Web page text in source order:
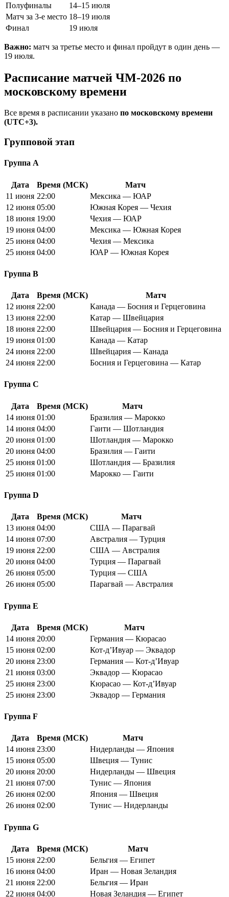
Полуфиналы
14–15 июля
Матч за 3-е место 18–19 июля
Финал
19 июля
Важно: матч за третье место и финал пройдут в один день —
19 июля.
Расписание матчей ЧМ-2026 по
московскому времени
Все время в расписании указано по московскому времени
(UTC+3).
Групповой этап
Группа A
Дата Время (МСК)
Матч
11 июня 22:00
Мексика — ЮАР
12 июня 05:00
Южная Корея — Чехия
18 июня 19:00
Чехия — ЮАР
19 июня 04:00
Мексика — Южная Корея
25 июня 04:00
Чехия — Мексика
25 июня 04:00 ЮАР — Южная Корея
Группа B
Дата Время (МСК)
Матч
12 июня 22:00
Канада — Босния и Герцеговина
13 июня 22:00
Катар — Швейцария
18 июня 22:00
Швейцария — Босния и Герцеговина
19 июня 01:00
Канада — Катар
24 июня 22:00
Швейцария — Канада
24 июня 22:00 Босния и Герцеговина — Катар
Группа C
Дата Время (МСК)
Матч
14 июня 01:00
Бразилия — Марокко
14 июня 04:00
Гаити — Шотландия
20 июня 01:00
Шотландия — Марокко
20 июня 04:00
Бразилия — Гаити
25 июня 01:00
Шотландия — Бразилия
25 июня 01:00 Марокко — Гаити
Группа D
Дата Время (МСК)
Матч
13 июня 04:00
США — Парагвай
14 июня 07:00
Австралия — Турция
19 июня 22:00
США — Австралия
20 июня 04:00
Турция — Парагвай
26 июня 05:00
Турция — США
26 июня 05:00 Парагвай — Австралия
Группа E
Дата Время (МСК)
Матч
14 июня 20:00
Германия — Кюрасао
15 июня 02:00
Кот-д’Ивуар — Эквадор
20 июня 23:00
Германия — Кот-д’Ивуар
21 июня 03:00
Эквадор — Кюрасао
25 июня 23:00
Кюрасао — Кот-д’Ивуар
25 июня 23:00 Эквадор — Германия
Группа F
Дата Время (МСК)
Матч
14 июня 23:00
Нидерланды — Япония
15 июня 05:00
Швеция — Тунис
20 июня 20:00
Нидерланды — Швеция
21 июня 07:00
Тунис — Япония
26 июня 02:00
Япония — Швеция
26 июня 02:00 Тунис — Нидерланды
Группа G
Дата Время (МСК)
Матч
15 июня 22:00
Бельгия — Египет
16 июня 04:00
Иран — Новая Зеландия
21 июня 22:00
Бельгия — Иран
22 июня 04:00 Новая Зеландия — Египет